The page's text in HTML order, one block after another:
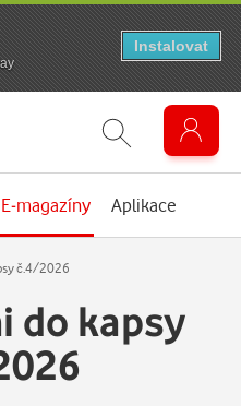
E-magazíny Aplikace
č.4/2026
do kapsy
Instalovat